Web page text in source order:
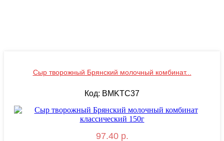
Сыр творожный Брянский молочный комбинат...
Код: BMKТС37
97.40 р.